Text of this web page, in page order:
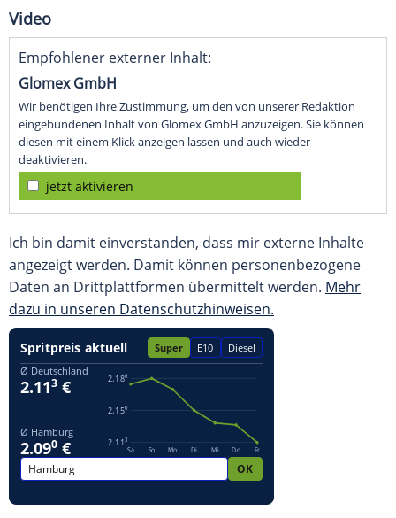
Video
Empfohlener externer Inhalt:
Glomex GmbH
Wir benötigen Ihre Zustimmung, um den von unserer Redaktion
eingebundenen Inhalt von Glomex GmbH anzuzeigen. Sie können
diesen mit einem Klick anzeigen lassen und auch wieder
deaktivieren.
jetzt aktivieren
Ich bin damit einverstanden, dass mir externe Inhalte
angezeigt werden. Damit können personenbezogene
Daten an Drittplattformen übermittelt werden. Mehr
dazu in unseren Datenschutzhinweisen.